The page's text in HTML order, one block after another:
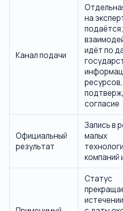
Канал подачи
на
подаётся;
идёт по
согласие
Официальный
результат
Запись в
малых
компаний
Статус